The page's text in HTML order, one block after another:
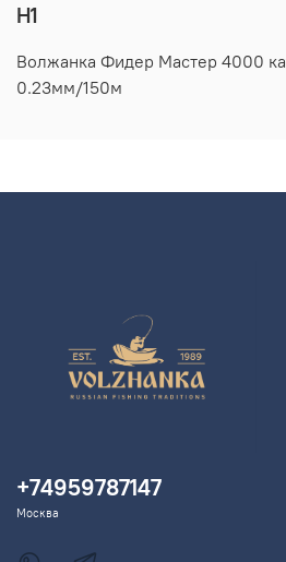
H1
Волжанка Фидер Мастер 4000
0.23мм/150м
+74959787147
Москва